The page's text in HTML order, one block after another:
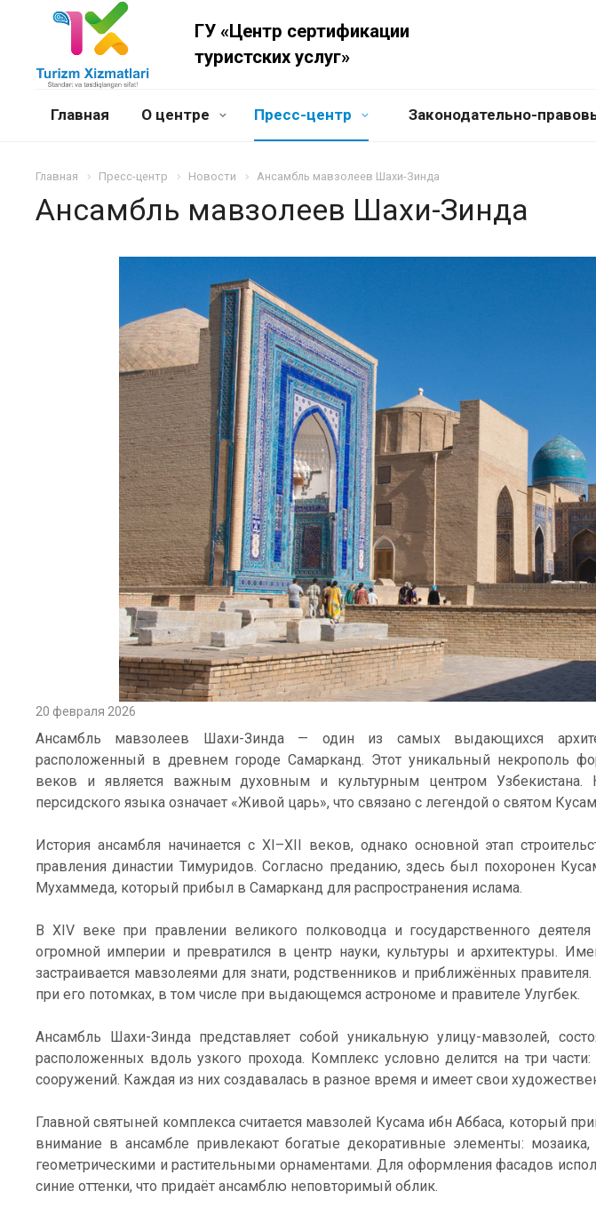
ГУ «Центр сертификации
туристских услуг»
Главная О центре Пресс-центр Законодательно-
Главная Пресс-центр Новости Ансамбль мавзолеев Шахи-Зинда
Ансамбль мавзолеев Шахи-Зинда
20 февраля 2026
Ансамбль мавзолеев Шахи-Зинда — один из самых выдающихся
расположенный в древнем городе Самарканд. Этот уникальный некрополь
веков и является важным духовным и культурным центром Узбекистана.
персидского языка означает «Живой царь», что связано с легендой о святом
История ансамбля начинается с XI–XII веков, однако основной этап
правления династии Тимуридов. Согласно преданию, здесь был похоронен
Мухаммеда, который прибыл в Самарканд для распространения ислама.
В XIV веке при правлении великого полководца и государственного
огромной империи и превратился в центр науки, культуры и архитектуры.
застраивается мавзолеями для знати, родственников и приближённых
при его потомках, в том числе при выдающемся астрономе и правителе Улугбек.
Ансамбль Шахи-Зинда представляет собой уникальную улицу-мавзолей,
расположенных вдоль узкого прохода. Комплекс условно делится на три
сооружений. Каждая из них создавалась в разное время и имеет свои
Главной святыней комплекса считается мавзолей Кусама ибн Аббаса, который
внимание в ансамбле привлекают богатые декоративные элементы: мозаика,
геометрическими и растительными орнаментами. Для оформления фасадов
синие оттенки, что придаёт ансамблю неповторимый облик.